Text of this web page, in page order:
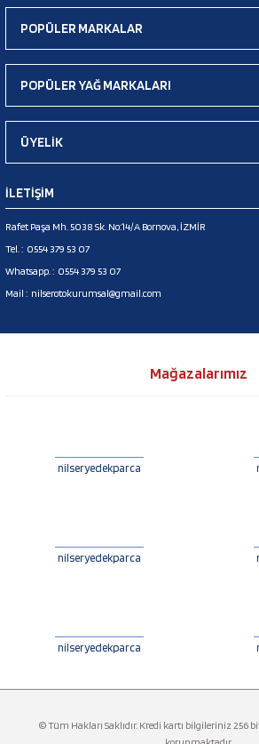
POPÜLER MARKALAR
POPÜLER YAĞ MARKALARI
ÜYELİK
İLETİŞİM
Rafet Paşa Mh. 5038 Sk. No:14/A Bornova, İZMİR
Tel. : 0554 379 53 07
Whatsapp. : 0554 379 53 07
Mail : nilserotokurumsal@gmail.com
Mağazalarımız
nilseryedekparca
nilseryedekparca
nilseryedekparca
© Tüm Hakları Saklıdır. Kredi kartı bilgileriniz 256